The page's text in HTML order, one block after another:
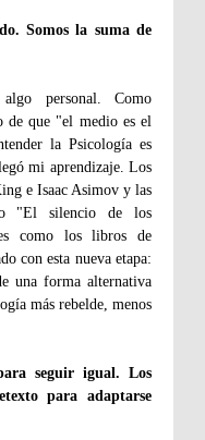
Somos la suma de
personal. Como
de que "el medio es el
la Psicología es
mi aprendizaje. Los
e Isaac Asimov y las
o "El silencio de los
como los libros de
con esta nueva etapa:
una forma alternativa
más rebelde, menos
seguir igual. Los
para adaptarse